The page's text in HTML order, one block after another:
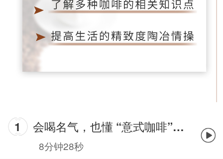
会喝名气，也懂 “意式咖啡”的真滋味
8分钟28秒